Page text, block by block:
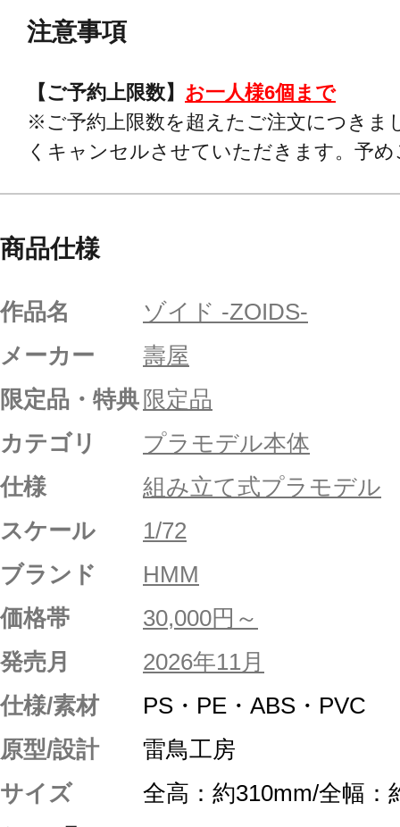
注意事項
【ご予約上限数】 お一人様6個まで
※ご予約上限数を超えたご注文につきま
くキャンセルさせていただきます。予
商品仕様
作品名
ゾイド -ZOIDS-
メーカー
壽屋
限定品・特典 限定品
カテゴリ
プラモデル本体
仕様
組み立て式プラモデル
スケール
1/72
ブランド
HMM
価格帯
30,000円～
発売月
2026年11月
仕様/素材
PS・PE・ABS・PVC
原型/設計
雷鳥工房
サイズ
全高：約310mm/全幅：